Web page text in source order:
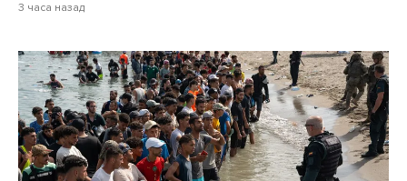
3 часа назад